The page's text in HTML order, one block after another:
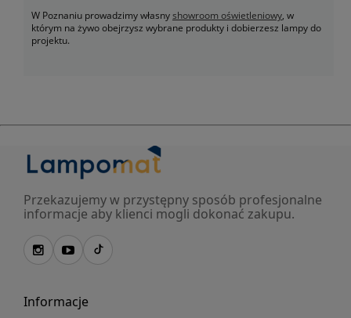
W Poznaniu prowadzimy własnyshowroom oświetleniowy, w
którym na żywo obejrzysz wybrane produkty i dobierzesz lampy do
projektu.
Przekazujemy w przystępny sposób profesjonalne
informacje aby klienci mogli dokonać zakupu.
Informacje